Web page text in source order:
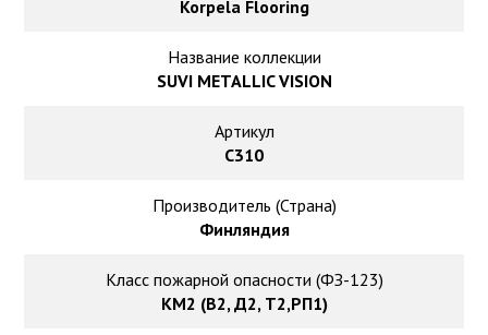
Ковролин оптом
Ковролин под теплый пол
Korpela Flooring
Название коллекции
SUVI METALLIC VISION
Артикул
C310
Производитель (Страна)
Финляндия
Класс пожарной опасности (ФЗ-123)
КМ2 (В2, Д2, Т2,РП1)